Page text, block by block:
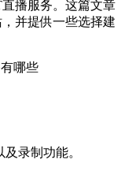
播服务。这篇文章
并提供一些选择建
录制功能。